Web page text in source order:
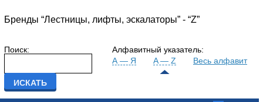
Бренды “Лестницы, лифты, эскалаторы” - “Z”
Алфавитный указатель:
А — Я
A — Z Весь алфавит
Поиск: